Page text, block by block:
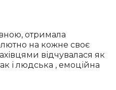
отримала
на кожне своє
відчувалася як
і людська , емоційна